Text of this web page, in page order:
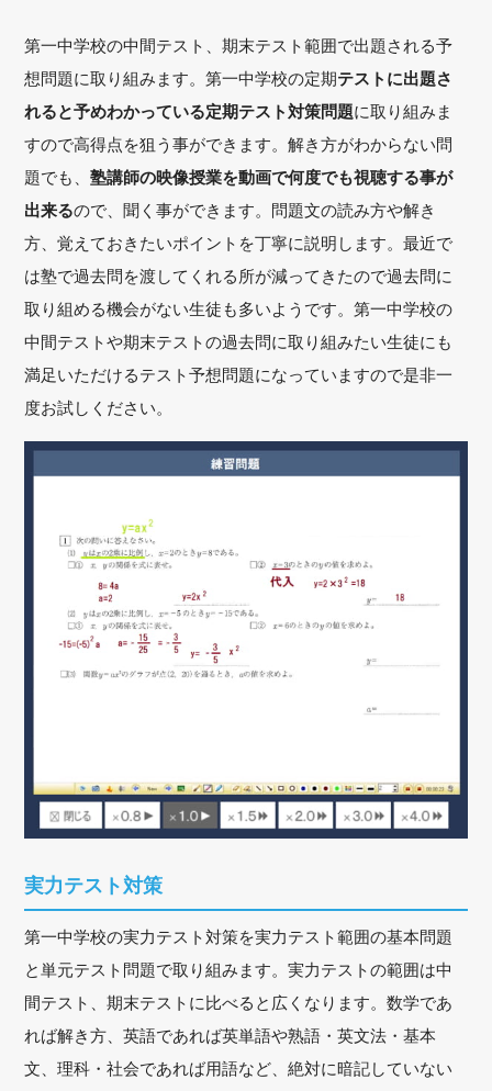
第一中学校の中間テスト、期末テスト範囲で出題される予
想問題に取り組みます。第一中学校の定期テストに出題さ
れると予めわかっている定期テスト対策問題に取り組みま
すので高得点を狙う事ができます。解き方がわからない問
題でも、塾講師の映像授業を動画で何度でも視聴する事が
出来るので、聞く事ができます。問題文の読み方や解き
方、覚えておきたいポイントを丁寧に説明します。最近で
は塾で過去問を渡してくれる所が減ってきたので過去問に
取り組める機会がない生徒も多いようです。第一中学校の
中間テストや期末テストの過去問に取り組みたい生徒にも
満足いただけるテスト予想問題になっていますので是非一
度お試しください。
実力テスト対策
第一中学校の実力テスト対策を実力テスト範囲の基本問題
と単元テスト問題で取り組みます。実力テストの範囲は中
間テスト、期末テストに比べると広くなります。数学であ
れば解き方、英語であれば英単語や熟語・英文法・基本
文、理科・社会であれば用語など、絶対に暗記していない